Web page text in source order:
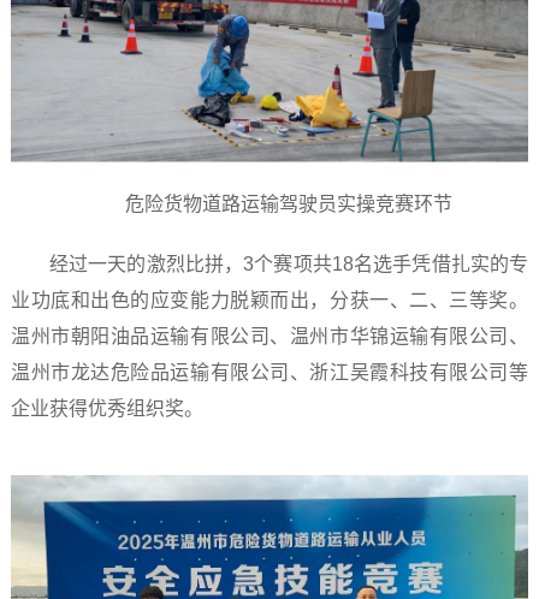
危险货物道路运输驾驶员实操竞赛环节
经过一天的激烈比拼，3个赛项共18名选手凭借扎实的专
业功底和出色的应变能力脱颖而出，分获一、二、三等奖。
温州市朝阳油品运输有限公司、温州市华锦运输有限公司、
温州市龙达危险品运输有限公司、浙江吴霞科技有限公司等
企业获得优秀组织奖。